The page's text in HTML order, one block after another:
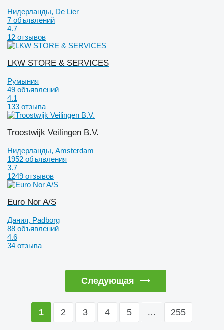
Нидерланды, De Lier
7 объявлений
4.7
12 отзывов
LKW STORE & SERVICES
Румыния
49 объявлений
4.1
133 отзыва
Troostwijk Veilingen B.V.
Нидерланды, Amsterdam
1952 объявления
3.7
1249 отзывов
Euro Nor A/S
Дания, Padborg
88 объявлений
4.6
34 отзыва
Следующая
1 2 3 4 5 … 255